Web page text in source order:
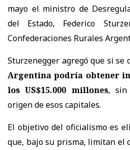
mayo el ministro de
del Estado, Federico
Confederaciones Rurales
Sturzenegger agregó que si se
Argentina podría obtener
los US$15.000 millones, sin
origen de esos capitales.
El objetivo del oficialismo es
que, bajo su prisma, limitan el